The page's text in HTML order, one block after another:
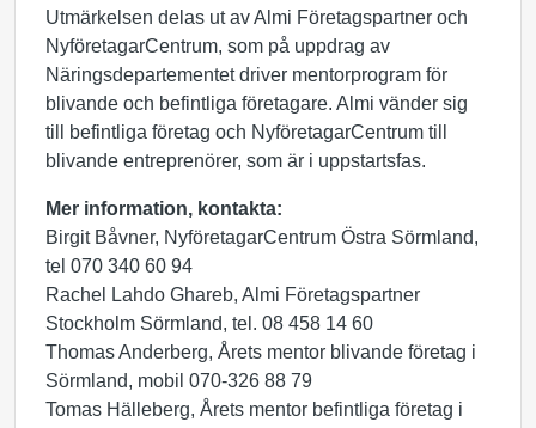
Utmärkelsen delas ut av Almi Företagspartner och
NyföretagarCentrum, som på uppdrag av
Näringsdepartementet driver mentorprogram för
blivande och befintliga företagare. Almi vänder sig
till befintliga företag och NyföretagarCentrum till
blivande entreprenörer, som är i uppstartsfas.
Mer information, kontakta:
Birgit Båvner, NyföretagarCentrum Östra Sörmland,
tel 070 340 60 94
Rachel Lahdo Ghareb, Almi Företagspartner
Stockholm Sörmland, tel. 08 458 14 60
Thomas Anderberg, Årets mentor blivande företag i
Sörmland, mobil 070-326 88 79
Tomas Hälleberg, Årets mentor befintliga företag i